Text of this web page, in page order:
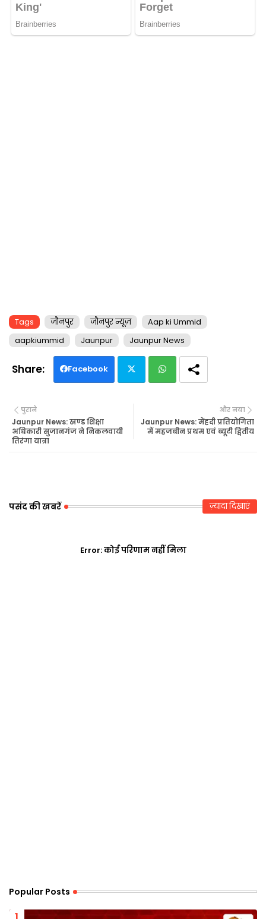
Tags जौनपुर जौनपुर न्यूज़
Aap ki Ummid
aapkiummid
Jaunpur Jaunpur News
Facebook
ats
और नया
Jaunpur News: मेंहदी प्रतियोगिता
में महजबीन प्रथम एवं ब्यूटी द्वितीय
पुराने
Jaunpur News: खण्ड शिक्षा
अधिकारी सुजानगंज ने निकलवायी
तिरंगा यात्रा
पसंद की खबरें ज़्यादा दिखाएं
Error:कोई परिणाम नहीं मिला
Popular Posts